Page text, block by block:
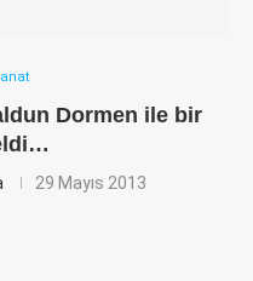
Dormen ile bir
29 Mayıs 2013